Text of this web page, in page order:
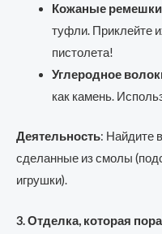
Кожаные ремешки
туфли. Приклейте
пистолета!
Углеродное
как камень.
Деятельность: Найдите
сделанные из смолы
игрушки).
3. Отделка, которая